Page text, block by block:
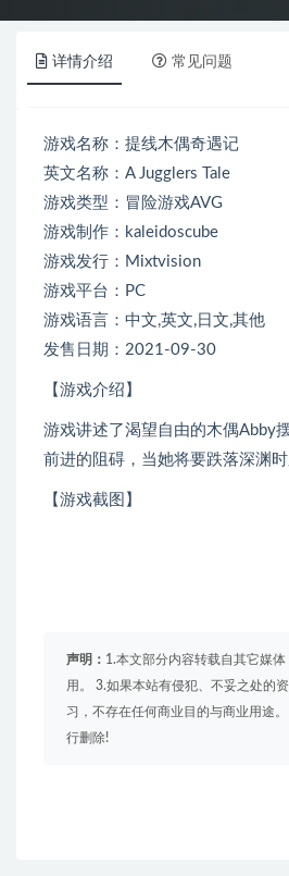
详情介绍 常见问题
游戏名称：提线木偶奇遇记
英文名称：A Jugglers Tale
游戏类型：冒险游戏AVG
游戏制作：kaleidoscube
游戏发行：Mixtvision
游戏平台：PC
游戏语言：中文,英文,日文,其他
发售日期：2021-09-30
【游戏介绍】
游戏讲述了渴望自由的木偶Abby
前进的阻碍，当她将要跌落深渊
【游戏截图】
声明： 1.本文部分内容转载自其它媒
用。 3.如果本站有侵犯、不妥之处的
习，不存在任何商业目的与商业用途
行删除!